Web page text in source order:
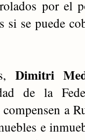
por el
si se puede
Dimitri
de la
a
e